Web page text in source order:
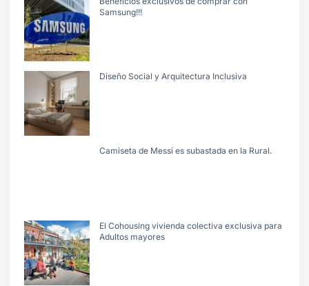
Samsung!!!
Diseño Social y Arquitectura Inclusiva
Camiseta de Messi es subastada en la Rural.
El Cohousing vivienda colectiva exclusiva para
Adultos mayores